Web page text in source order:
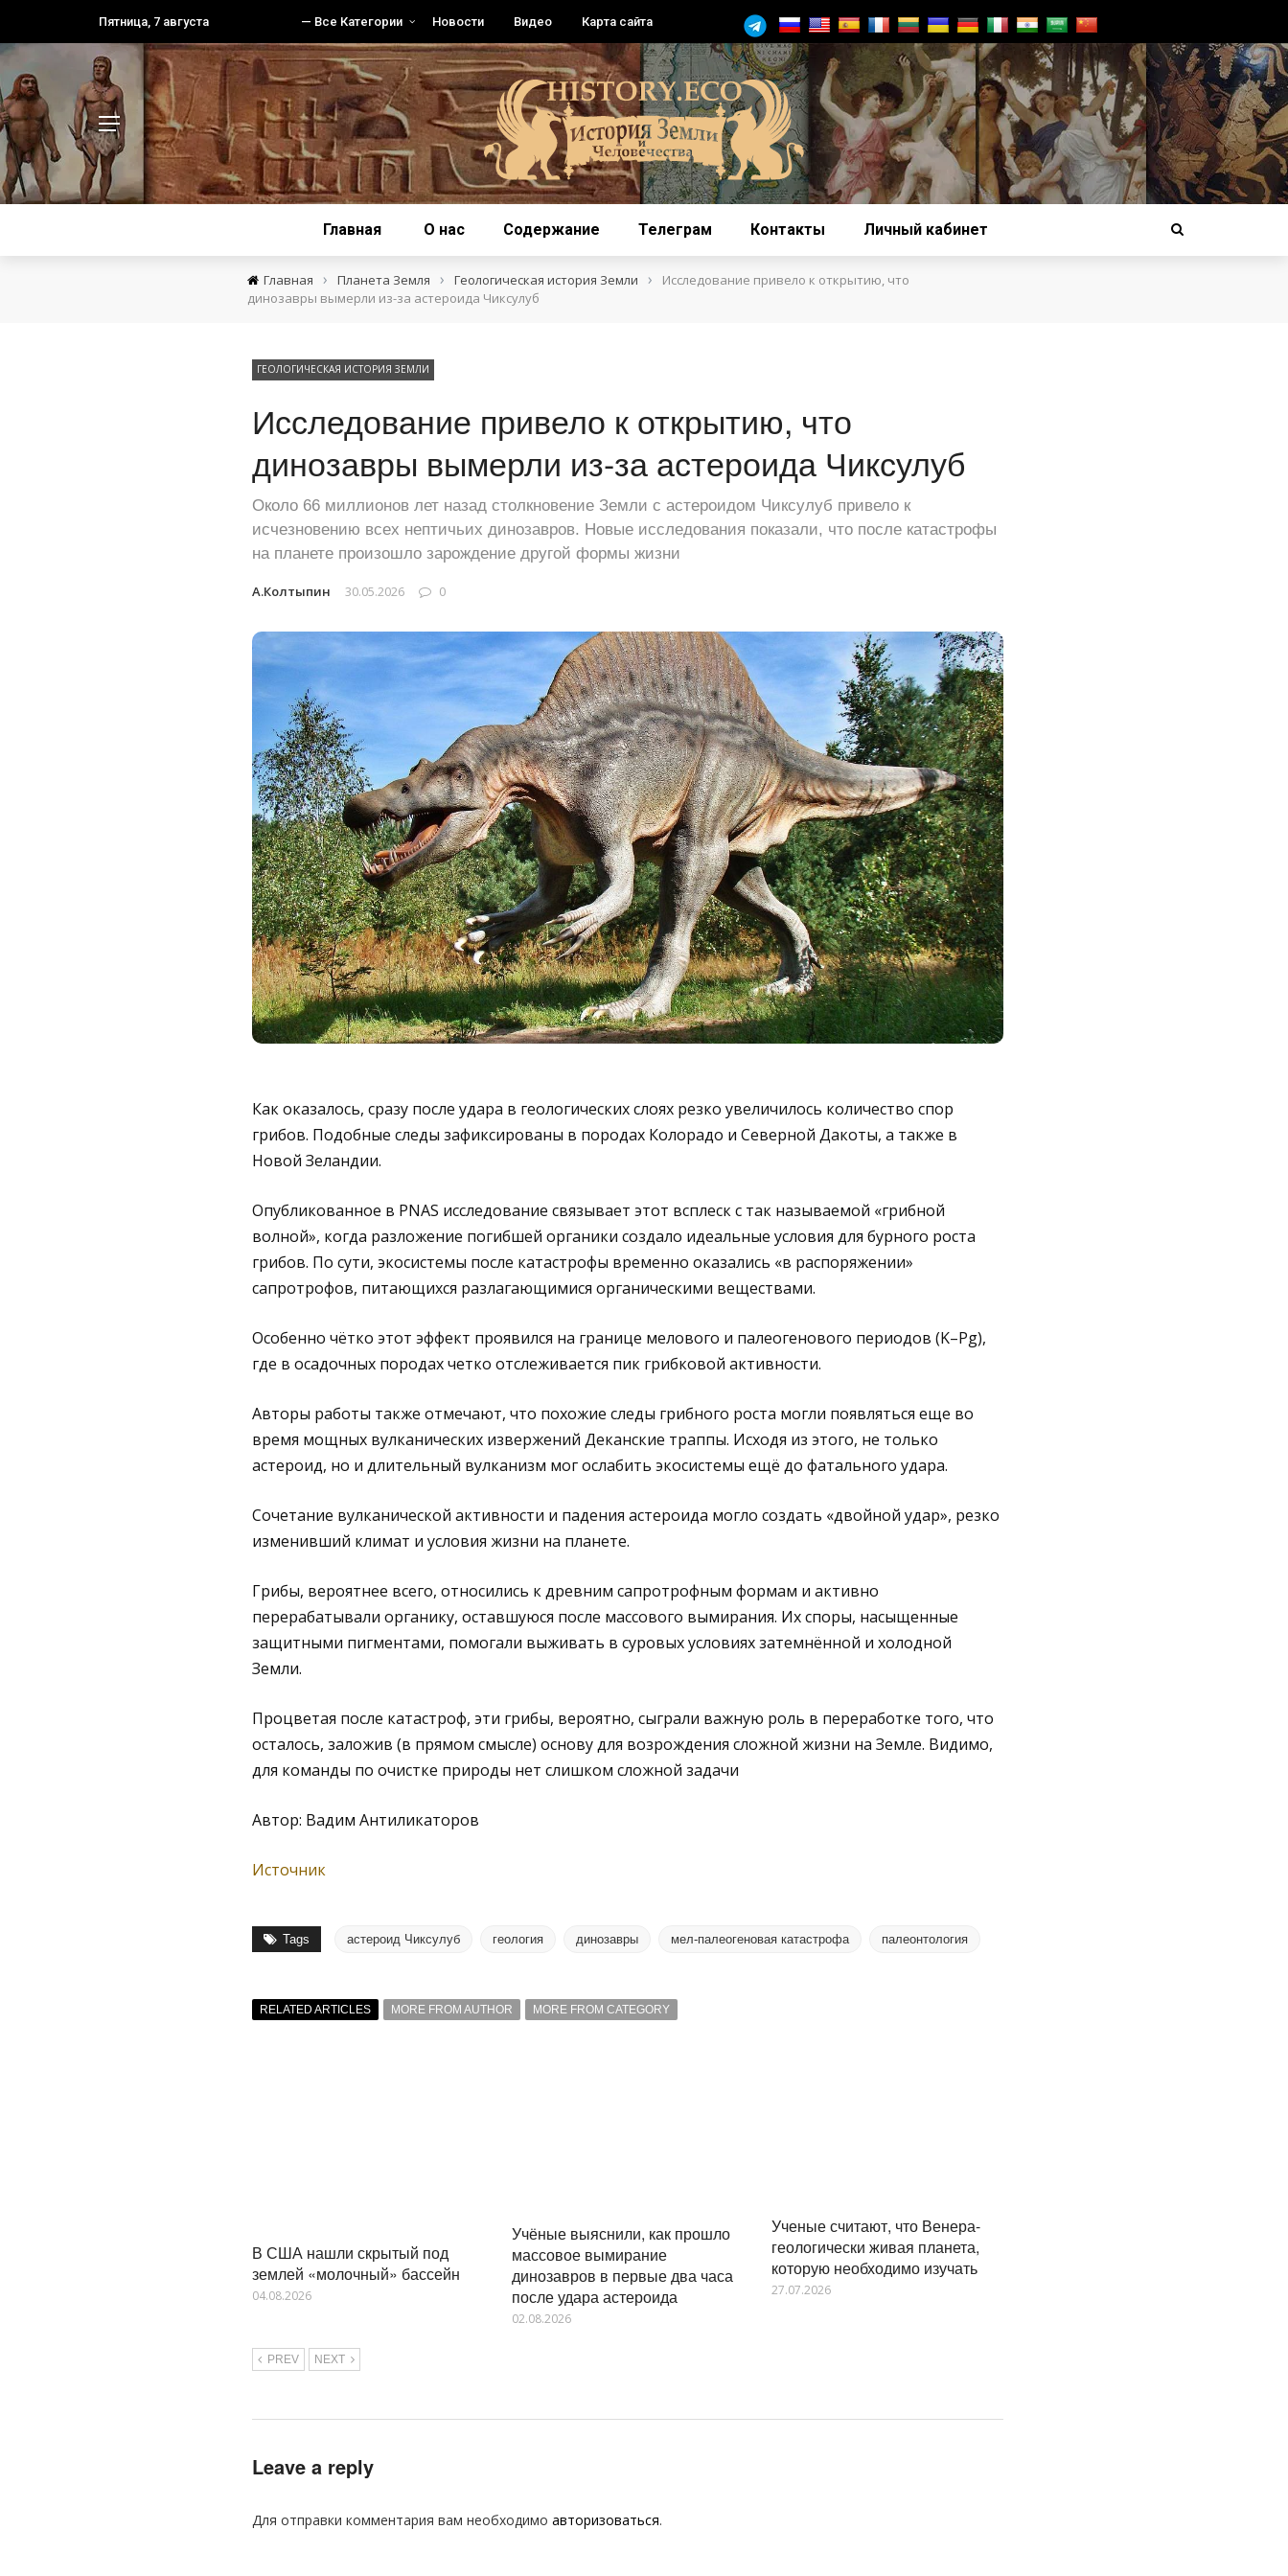
Пятница, 7 августа — Все Категории Новости Видео Карта сайта
Главная О нас Содержание Телеграм Контакты Личный кабинет
Главная › Планета Земля › Геологическая история Земли ›
Исследование привело к открытию, что
динозавры вымерли из-за астероида Чиксулуб
ГЕОЛОГИЧЕСКАЯ ИСТОРИЯ ЗЕМЛИ
Исследование привело к открытию, что
динозавры вымерли из-за астероида Чиксулуб
Около 66 миллионов лет назад столкновение Земли с астероидом Чиксулуб привело к
исчезновению всех нептичьих динозавров. Новые исследования показали, что после катастрофы
на планете произошло зарождение другой формы жизни
А.Колтыпин 30.05.2026 0
Как оказалось, сразу после удара в геологических слоях резко увеличилось количество спор
грибов. Подобные следы зафиксированы в породах Колорадо и Северной Дакоты, а также в
Новой Зеландии.
Опубликованное в PNAS исследование связывает этот всплеск с так называемой «грибной
волной», когда разложение погибшей органики создало идеальные условия для бурного роста
грибов. По сути, экосистемы после катастрофы временно оказались «в распоряжении»
сапротрофов, питающихся разлагающимися органическими веществами.
Особенно чётко этот эффект проявился на границе мелового и палеогенового периодов (K–Pg),
где в осадочных породах четко отслеживается пик грибковой активности.
Авторы работы также отмечают, что похожие следы грибного роста могли появляться еще во
время мощных вулканических извержений Деканские траппы. Исходя из этого, не только
астероид, но и длительный вулканизм мог ослабить экосистемы ещё до фатального удара.
Сочетание вулканической активности и падения астероида могло создать «двойной удар», резко
изменивший климат и условия жизни на планете.
Грибы, вероятнее всего, относились к древним сапротрофным формам и активно
перерабатывали органику, оставшуюся после массового вымирания. Их споры, насыщенные
защитными пигментами, помогали выживать в суровых условиях затемнённой и холодной
Земли.
Процветая после катастроф, эти грибы, вероятно, сыграли важную роль в переработке того, что
осталось, заложив (в прямом смысле) основу для возрождения сложной жизни на Земле. Видимо,
для команды по очистке природы нет слишком сложной задачи
Автор: Вадим Антиликаторов
Источник
Tags астероид Чиксулуб геология динозавры мел-палеогеновая катастрофа палеонтология
RELATED ARTICLES MORE FROM AUTHOR MORE FROM CATEGORY
В США нашли скрытый под
землей «молочный» бассейн
04.08.2026
Учёные выяснили, как прошло
массовое вымирание
динозавров в первые два часа
после удара астероида
02.08.2026
Ученые считают, что Венера-
геологически живая планета,
которую необходимо изучать
27.07.2026
PREV NEXT
Leave a reply
Для отправки комментария вам необходимо авторизоваться.